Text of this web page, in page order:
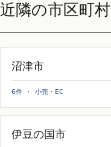
近隣の市区町村
沼津市
6件 · 小売・EC
伊豆の国市